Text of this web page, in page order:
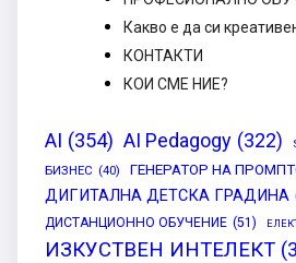
Какво е да си
КОНТАКТИ
КОИ СМЕ НИЕ?
AI (354) AI Pedagogy (322)
БИЗНЕС (40) ГЕНЕРАТОР НА
ДИГИТАЛНА ДЕТСКА ГРАДИНА
ДИСТАНЦИОННО ОБУЧЕНИЕ (51)
ИЗКУСТВЕН ИНТЕЛЕКТ